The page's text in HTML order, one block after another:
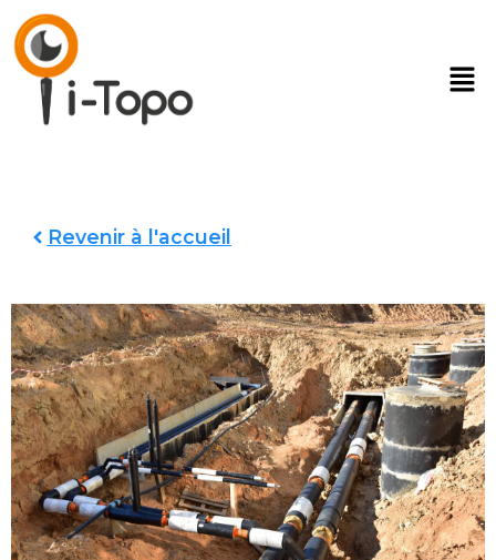
Revenir à l'accueil